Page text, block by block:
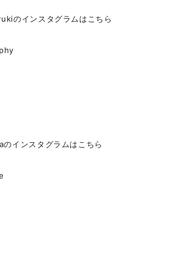
のインスタグラムはこちら
インスタグラムはこちら